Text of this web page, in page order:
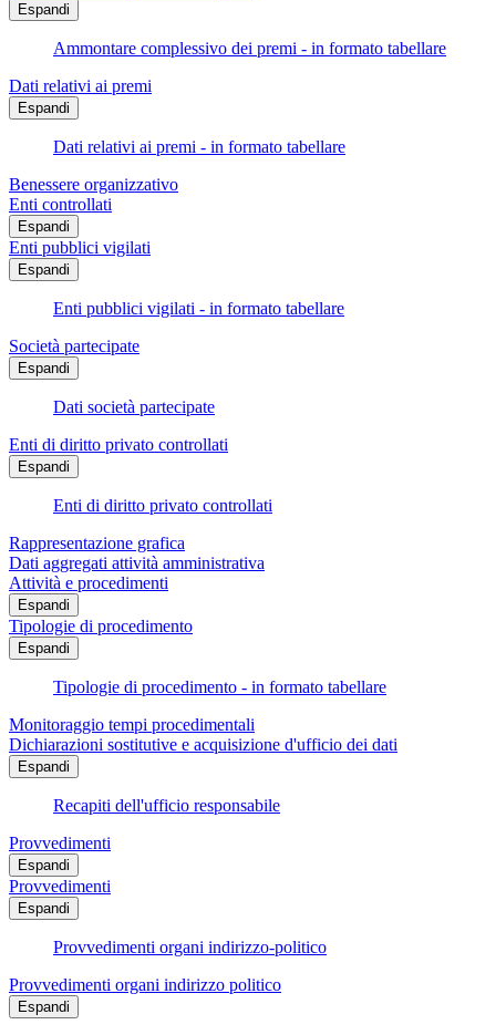
Espandi
Ammontare complessivo dei premi - in formato tabellare
Dati relativi ai premi
Espandi
Dati relativi ai premi - in formato tabellare
Benessere organizzativo
Enti controllati
Espandi
Enti pubblici vigilati
Espandi
Enti pubblici vigilati - in formato tabellare
Società partecipate
Espandi
Dati società partecipate
Enti di diritto privato controllati
Espandi
Enti di diritto privato controllati
Rappresentazione grafica
Dati aggregati attività amministrativa
Attività e procedimenti
Espandi
Tipologie di procedimento
Espandi
Tipologie di procedimento - in formato tabellare
Monitoraggio tempi procedimentali
Dichiarazioni sostitutive e acquisizione d'ufficio dei dati
Espandi
Recapiti dell'ufficio responsabile
Provvedimenti
Espandi
Provvedimenti
Espandi
Provvedimenti organi indirizzo-politico
Provvedimenti organi indirizzo politico
Espandi